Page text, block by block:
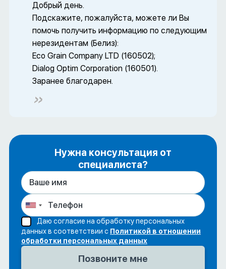
Добрый день.
Подскажите, пожалуйста, можете ли Вы
помочь получить информацию по следующим
нерезидентам (Белиз):
Eco Grain Company LTD (160502);
Dialog Optim Corporation (160501).
Заранее благодарен.
Нужна консультация от
специалиста?
Даю согласие на обработку персональных
данных в соответствии с Политикой в отношении
обработки персональных данных